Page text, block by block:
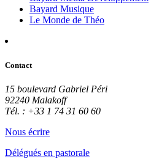
Bayard Musique
Le Monde de Théo
Contact
15 boulevard Gabriel Péri
92240 Malakoff
Tél. : +33 1 74 31 60 60
Nous écrire
Délégués en pastorale